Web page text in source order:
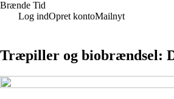
Brænde Tid
Log indOpret kontoMailnyt
Træpiller og biobrændsel: